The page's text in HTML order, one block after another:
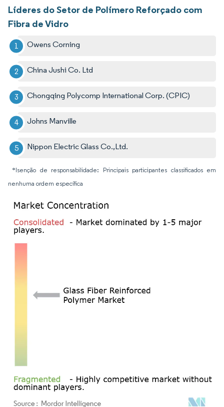
Líderes do Setor de Polímero Reforçado com
Fibra de Vidro
Owens Corning
China Jushi Co. Ltd
Chongqing Polycomp International Corp. (CPIC)
Johns Manville
Nippon Electric Glass Co.,Ltd.
*Isenção de responsabilidade: Principais participantes classificados em
nenhuma ordem específica